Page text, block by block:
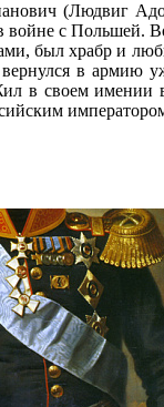
(Людвиг
войне с Польшей.
был храбр и
в армию
в своем имении